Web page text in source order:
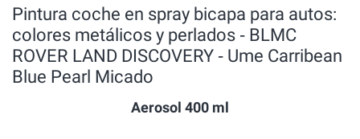
Pintura coche en spray bicapa para autos:
colores metálicos y perlados ‐ BLMC
ROVER LAND DISCOVERY ‐ Ume Carribean
Blue Pearl Micado
Aerosol 400 ml